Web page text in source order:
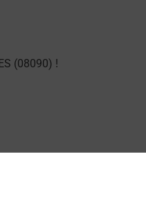
(08090) !
(08090) !